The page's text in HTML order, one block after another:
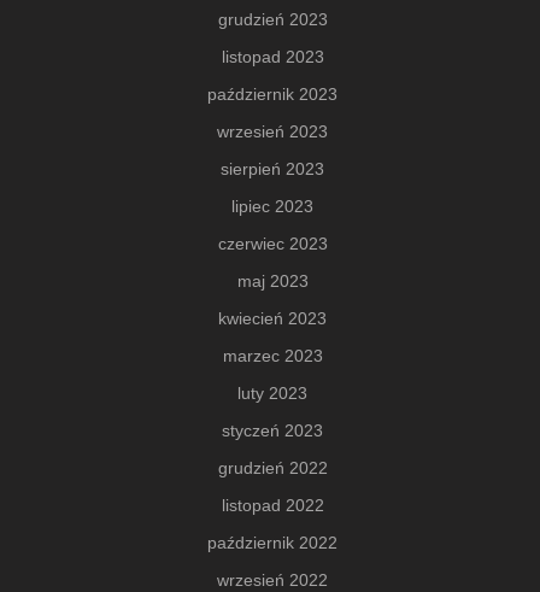
grudzień 2023
listopad 2023
październik 2023
wrzesień 2023
sierpień 2023
lipiec 2023
czerwiec 2023
maj 2023
kwiecień 2023
marzec 2023
luty 2023
styczeń 2023
grudzień 2022
listopad 2022
październik 2022
wrzesień 2022